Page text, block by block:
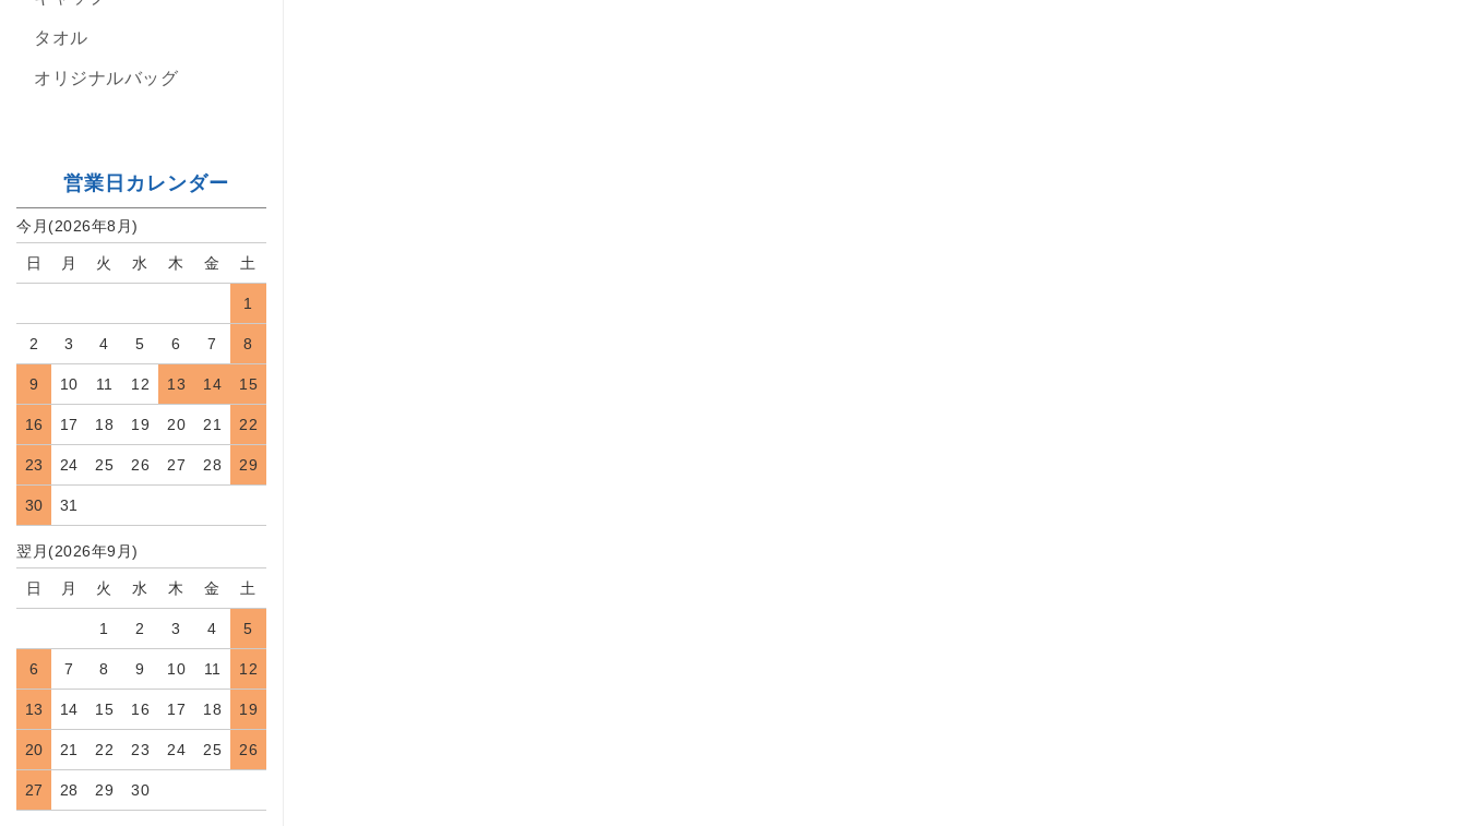
タオル
オリジナルバッグ
営業日カレンダー
今月(2026年8月)
日 月 火 水 木 金 土
1
2 3 4 5 6 7 8
9 10 11 12 13 14 15
16 17 18 19 20 21 22
23 24 25 26 27 28 29
30 31
翌月(2026年9月)
日 月 火 水 木 金 土
1 2 3 4 5
6 7 8 9 10 11 12
13 14 15 16 17 18 19
20 21 22 23 24 25 26
27 28 29 30